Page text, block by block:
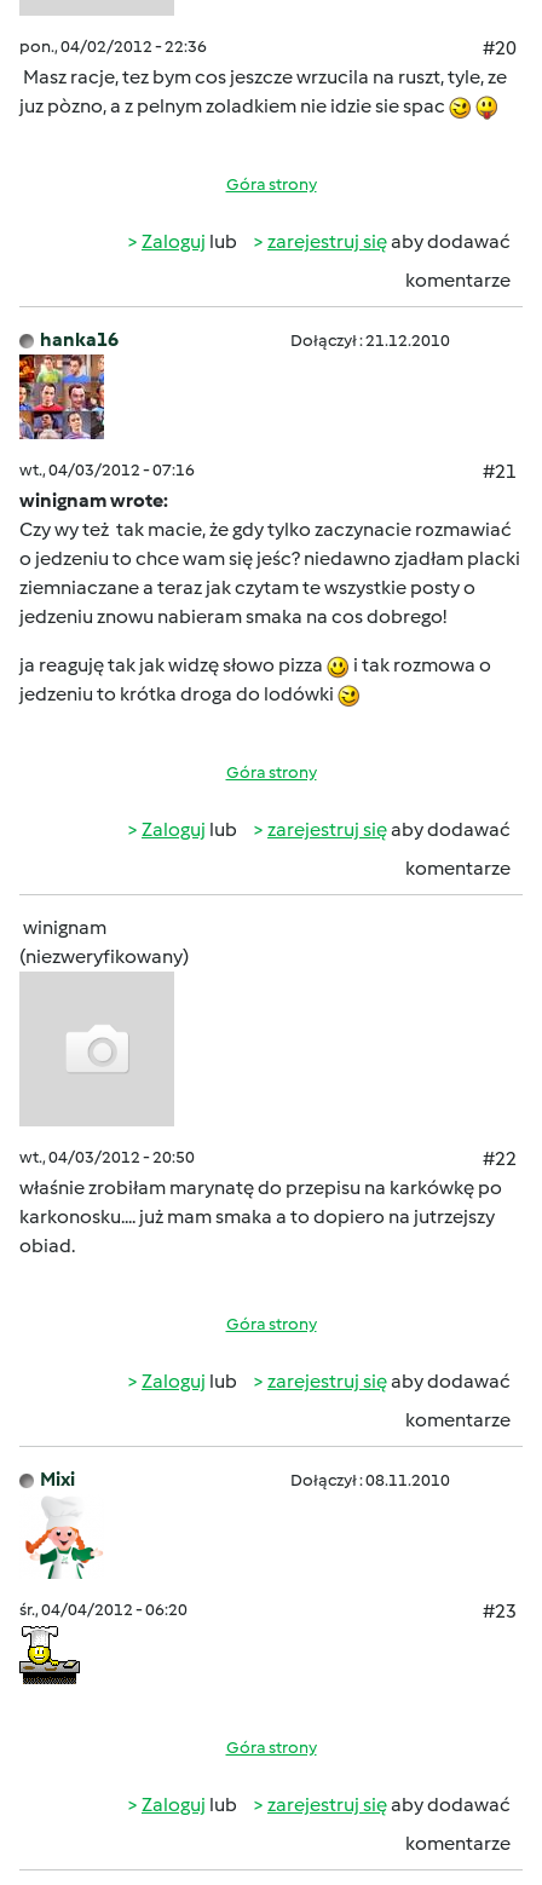
pon., 04/02/2012 - 22:36
#20
Masz racje, tez bym cos jeszcze wrzucila na ruszt, tyle, ze
juz pòzno, a z pelnym zoladkiem nie idzie sie spac
Góra strony
Zaloguj lub zarejestruj sięaby dodawać
komentarze
hanka16 Dołączył : 21.12.2010
wt., 04/03/2012 - 07:16
#21
winignam wrote:
Czy wy też tak macie, że gdy tylko zaczynacie rozmawiać
o jedzeniu to chce wam się jeśc? niedawno zjadłam placki
ziemniaczane a teraz jak czytam te wszystkie posty o
jedzeniu znowu nabieram smaka na cos dobrego!
ja reaguję tak jak widzę słowo pizza
i tak rozmowa o
jedzeniu to krótka droga do lodówki
Góra strony
Zaloguj lub zarejestruj sięaby dodawać
komentarze
winignam
(niezweryfikowany)
wt., 04/03/2012 - 20:50
#22
właśnie zrobiłam marynatę do przepisu na karkówkę po
karkonosku.... już mam smaka a to dopiero na jutrzejszy
obiad.
Góra strony
Zaloguj lub zarejestruj sięaby dodawać
komentarze
Mixi Dołączył : 08.11.2010
śr., 04/04/2012 - 06:20 #23
Góra strony
Zaloguj lub zarejestruj sięaby dodawać
komentarze